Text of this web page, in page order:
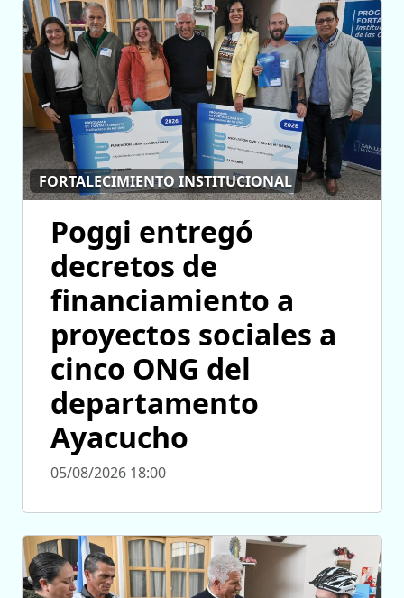
FORTALECIMIENTO INSTITUCIONAL
Poggi entregó
decretos de
financiamiento a
proyectos sociales a
cinco ONG del
departamento
Ayacucho
05/08/2026 18:00